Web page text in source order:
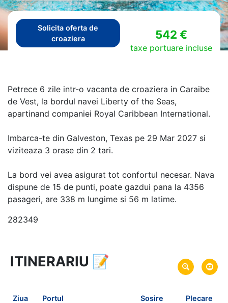
Solicita oferta de
croaziera
542 €
taxe portuare incluse
Petrece 6 zile intr-o vacanta de croaziera in Caraibe
de Vest, la bordul navei Liberty of the Seas,
apartinand companiei Royal Caribbean International.
Imbarca-te din Galveston, Texas pe 29 Mar 2027 si
viziteaza 3 orase din 2 tari.
La bord vei avea asigurat tot confortul necesar. Nava
dispune de 15 de punti, poate gazdui pana la 4356
pasageri, are 338 m lungime si 56 m latime.
282349
6 zile vacanta de croaziera in
link oferta
Plecare pe 29 Mar 2027 din Galveston, Texas, SUA
ITINERARIU 📝
Ziua Portul Sosire Plecare